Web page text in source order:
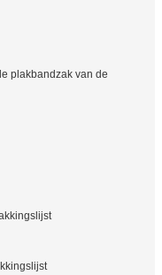
plakbandzak van de